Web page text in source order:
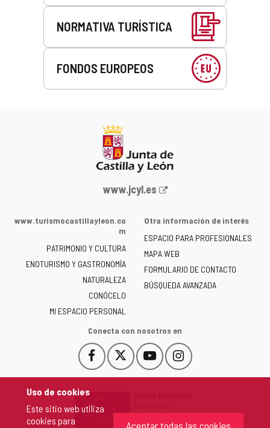
Uso de cookies
Este sitio web utiliza
cookies para
NORMATIVA TURÍSTICA
FONDOS EUROPEOS
Portal
la
de
Castilla
y
León
-
www.jcyl.es
www.turismocastillayleon.co
m
PATRIMONIO Y CULTURA
ENOTURISMO Y GASTRONOMÍA
NATURALEZA
CONÓCELO
MI ESPACIO PERSONAL
Otra información de interés
ESPACIO PARA PROFESIONALES
MAPA WEB
FORMULARIO DE CONTACTO
BÚSQUEDA AVANZADA
Conecta con nosotros en
Facebook
Este
enlace
en
Este
enlace
una
YouTube
Este
enlace
una
Instagram
Este
enlace
una